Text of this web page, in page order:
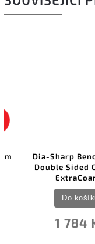
Dia-Sharp Bench
Double Sided
ExtraCoarse
1 784 Kč
Do košíku